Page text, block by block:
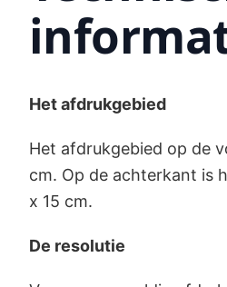
Het afdrukgebied
Het afdrukgebied op de
cm. Op de achterkant is
x 15 cm.
De resolutie